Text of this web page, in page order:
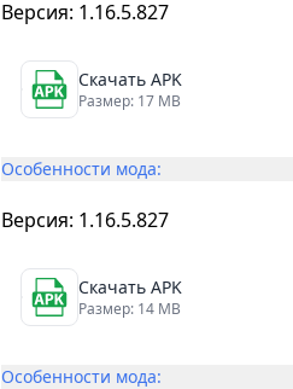
Версия: 1.16.5.827
Скачать APK
Размер: 17 MB
Особенности мода:
Версия: 1.16.5.827
Скачать APK
Размер: 14 MB
Особенности мода: